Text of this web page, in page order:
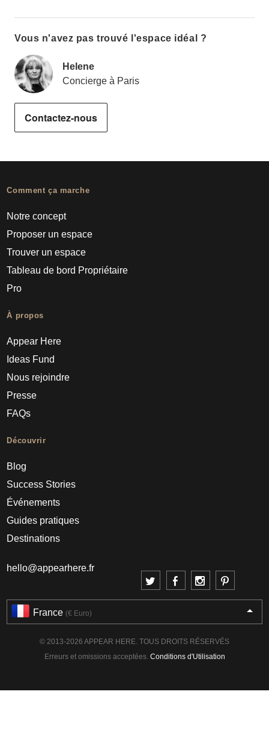
Vous n'avez pas trouvé l'espace idéal ?
Helene
Concierge à Paris
Contactez-nous
Comment ça marche
Notre concept
Proposer un espace
Trouver un espace
Tableau de bord Propriétaire
Pro
À propos
Appear Here
Ideas Fund
Nous rejoindre
Presse
FAQs
Découvrir
Blog
Success Stories
Événements
Guides pratiques
Destinations
hello@appearhere.fr
France (€ Euro)
© 2013-2026 APPEAR HERE. TOUS DROITS RÉSERVÉS
Erreurs et omissions acceptées. Conditions d'Utilisation